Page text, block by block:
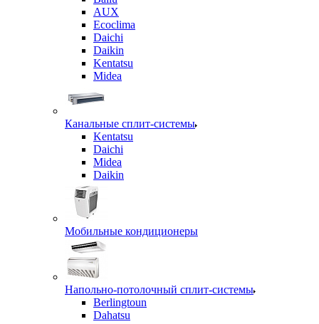
AUX
Ecoclima
Daichi
Daikin
Kentatsu
Midea
Канальные сплит-системы
Kentatsu
Daichi
Midea
Daikin
Мобильные кондиционеры
Напольно-потолочный сплит-системы
Berlingtoun
Dahatsu